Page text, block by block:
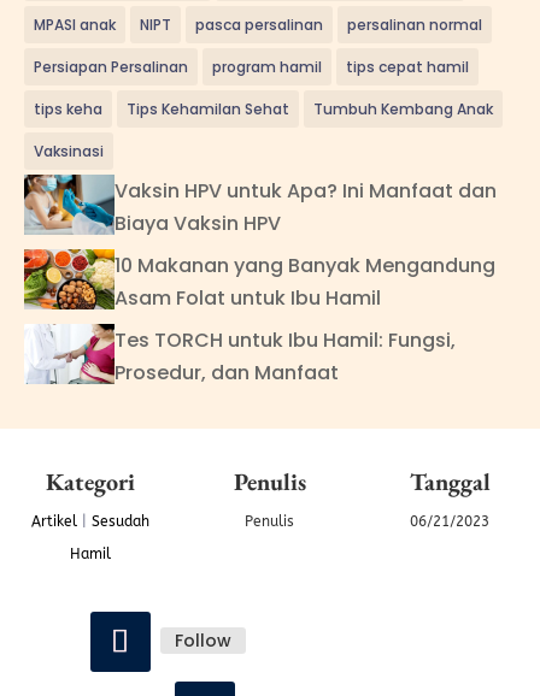
MPASI anak NIPT pasca persalinan persalinan normal
Persiapan Persalinan program hamil tips cepat hamil
tips keha Tips Kehamilan Sehat Tumbuh Kembang Anak
Vaksinasi
Vaksin HPV untuk Apa? Ini Manfaat dan
Biaya Vaksin HPV
10 Makanan yang Banyak Mengandung
Asam Folat untuk Ibu Hamil
Tes TORCH untuk Ibu Hamil: Fungsi,
Prosedur, dan Manfaat
Kategori
Artikel
Sesudah
Hamil
Penulis
Penulis
Tanggal
06/21/2023
Follow